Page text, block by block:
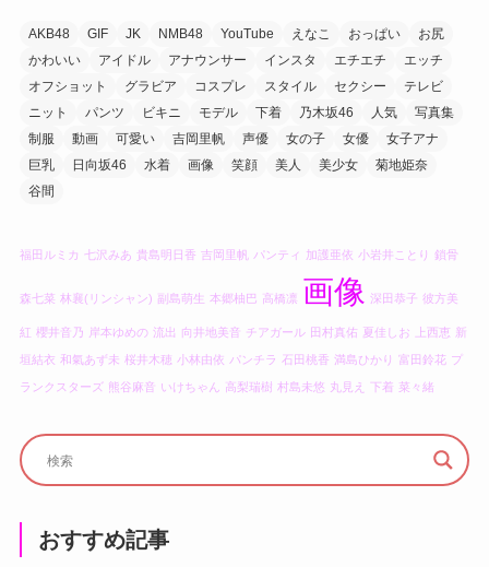
AKB48 GIF JK NMB48 YouTube えなこ おっぱい
お尻
かわいい
アイドル アナウンサー インスタ エチエチ
エッチ
オフショット
グラビア コスプレ スタイル セクシー
テレビ
ニット
パンツ ビキニ モデル 下着 乃木坂46 人気
写真集
制服
動画 可愛い 吉岡里帆 声優 女の子 女優
女子アナ
巨乳
日向坂46 水着 画像 笑顔 美人 美少女
菊地姫奈
谷間
福田ルミカ 七沢みあ 貴島明日香 吉岡里帆 パンティ 加護亜依 小岩井ことり 鎖骨
森七菜 林襄(リンシャン) 副島萌生 本郷柚巴 高橋凛 画像 深田恭子 彼方美
紅 櫻井音乃 岸本ゆめの 流出 向井地美音 チアガール 田村真佑 夏佳しお 上西恵 新
垣結衣 和氣あず未 桜井木穂 小林由依 パンチラ 石田桃香 満島ひかり 富田鈴花 プ
ランクスターズ 熊谷麻音 いけちゃん 高梨瑞樹 村島未悠 丸見え 下着 菜々緒
おすすめ記事